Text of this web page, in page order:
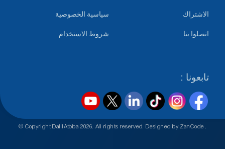
الاشتراك
اتصلوا بنا
سياسية الخصوصية
شروط الاستخدام
تابعونا :
© Copyright DalilAtbba2026. All rights reserved. Designed by ZanCode .